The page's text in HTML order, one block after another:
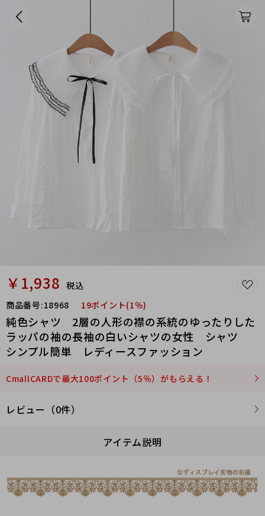
￥1,938 税込
商品番号:18968 19ポイント(1％)
純色シャツ 2層の人形の襟の系統のゆったりした
ラッパの袖の長袖の白いシャツの女性 シャツ
シンプル簡単 レディースファッション
CmallCARDで最大100ポイント（5％）がもらえる！
レビュー（0件）
アイテム説明